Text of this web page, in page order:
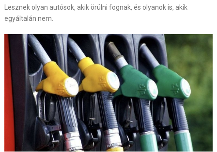
Lesznek olyan autósok, akik örülni fognak, és olyanok is, akik
egyáltalán nem.